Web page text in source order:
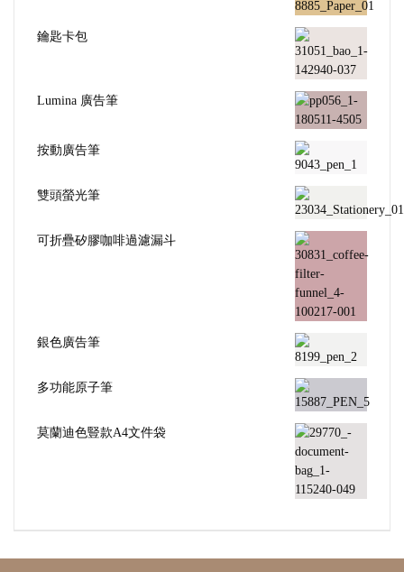
鑰匙卡包
Lumina 廣告筆
按動廣告筆
雙頭螢光筆
可折疊矽膠咖啡過濾漏斗
銀色廣告筆
多功能原子筆
莫蘭迪色豎款A4文件袋